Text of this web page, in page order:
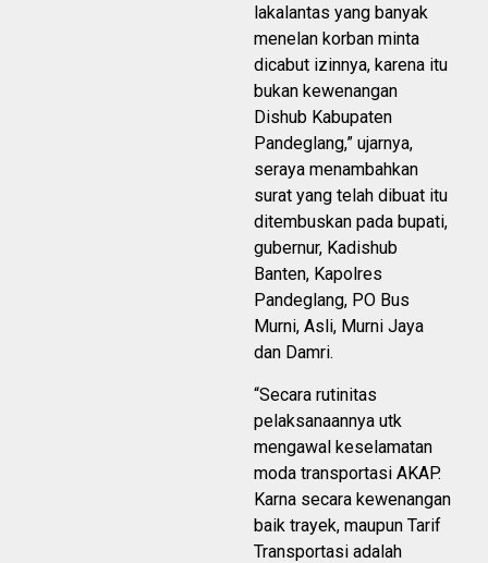
lakalantas yang banyak
menelan korban minta
dicabut izinnya, karena itu
bukan kewenangan
Dishub Kabupaten
Pandeglang,” ujarnya,
seraya menambahkan
surat yang telah dibuat itu
ditembuskan pada bupati,
gubernur, Kadishub
Banten, Kapolres
Pandeglang, PO Bus
Murni, Asli, Murni Jaya
dan Damri.
“Secara rutinitas
pelaksanaannya utk
mengawal keselamatan
moda transportasi AKAP.
Karna secara kewenangan
baik trayek, maupun Tarif
Transportasi adalah